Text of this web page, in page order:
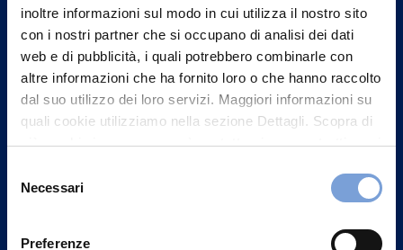
inoltre informazioni sul modo in cui utilizza il nostro sito
con i nostri partner che si occupano di analisi dei dati
web e di pubblicità, i quali potrebbero combinarle con
altre informazioni che ha fornito loro o che hanno raccolto
dal suo utilizzo dei loro servizi. Maggiori informazioni su
quali cookie utilizziamo nella sezione Dettagli. Scopra di
più su chi siamo, come può contattarci e come trattiamo i
può trovare nel footer del sito nella sezione "Informativa
delNecessari
Preferenze
Contattaci